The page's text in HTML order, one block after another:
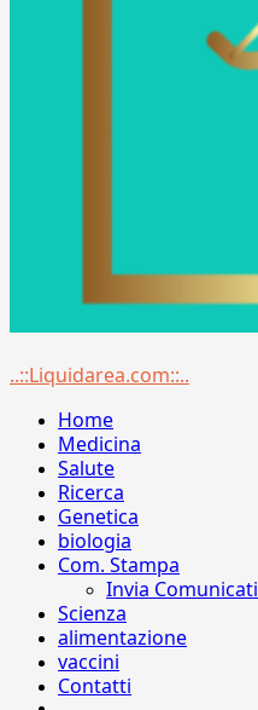
Menu
..::Liquidarea.com::..
Home
Medicina
Salute
Ricerca
Genetica
biologia
Com. Stampa
Invia Comunicati
Scienza
alimentazione
vaccini
Contatti